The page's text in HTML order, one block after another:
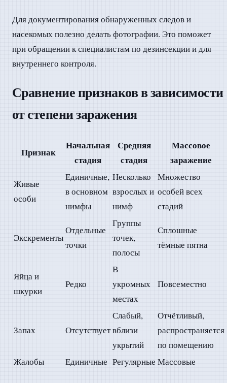
Для документирования обнаруженных следов и
насекомых полезно делать фотографии. Это поможет
при обращении к специалистам по дезинсекции и для
внутреннего контроля.
Сравнение признаков в зависимости
от степени заражения
Признак
Начальная
стадия
Средняя
стадия
Массовое
заражение
Живые
особи
Единичные,
в основном
нимфы
Несколько
взрослых и
нимф
Множество
особей всех
стадий
Экскременты
Отдельные
точки
Группы
точек,
полосы
Сплошные
тёмные пятна
Яйца и
шкурки
Редко
В
укромных
местах
Повсеместно
Запах Отсутствует
Слабый,
вблизи
укрытий
Отчётливый,
распространяется
по помещению
Жалобы
Единичные Регулярные Массовые